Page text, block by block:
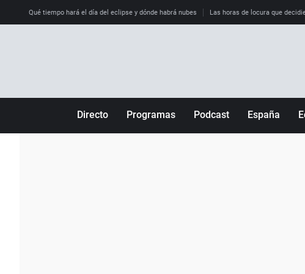
Qué tiempo hará el día del eclipse y dónde habrá nubes Las horas de locura que
Directo Programas Podcast España